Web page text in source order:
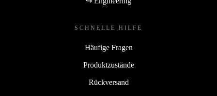
SCHNELLE HILFE
Häufige Fragen
Produktzustände
Rückversand